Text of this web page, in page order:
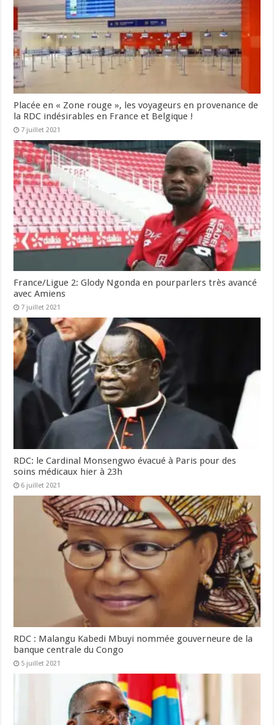
Placée en « Zone rouge », les voyageurs en provenance de
la RDC indésirables en France et Belgique !
7 juillet 2021
France/Ligue 2: Glody Ngonda en pourparlers très avancé
avec Amiens
7 juillet 2021
RDC: le Cardinal Monsengwo évacué à Paris pour des
soins médicaux hier à 23h
6 juillet 2021
RDC : Malangu Kabedi Mbuyi nommée gouverneure de la
banque centrale du Congo
5 juillet 2021